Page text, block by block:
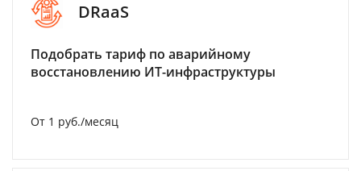
DRaaS
Подобрать тариф по аварийному
восстановлению ИТ-инфраструктуры
От 1 руб./месяц